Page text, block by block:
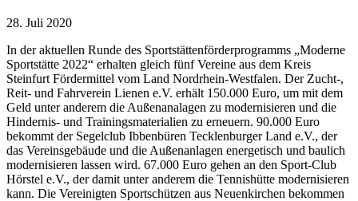
28. Juli 2020
In der aktuellen Runde des Sportstättenförderprogramms „Moderne
Sportstätte 2022“ erhalten gleich fünf Vereine aus dem Kreis
Steinfurt Fördermittel vom Land Nordrhein-Westfalen. Der Zucht-,
Reit- und Fahrverein Lienen e.V. erhält 150.000 Euro, um mit dem
Geld unter anderem die Außenanalagen zu modernisieren und die
Hindernis- und Trainingsmaterialien zu erneuern. 90.000 Euro
bekommt der Segelclub Ibbenbüren Tecklenburger Land e.V., der
das Vereinsgebäude und die Außenanlagen energetisch und baulich
modernisieren lassen wird. 67.000 Euro gehen an den Sport-Club
Hörstel e.V., der damit unter anderem die Tennishütte modernisieren
kann. Die Vereinigten Sportschützen aus Neuenkirchen bekommen